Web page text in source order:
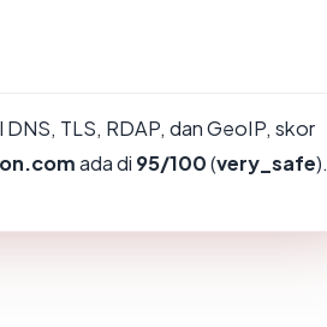
TLS, RDAP, dan GeoIP, skor
ada di 95/100(very_safe).